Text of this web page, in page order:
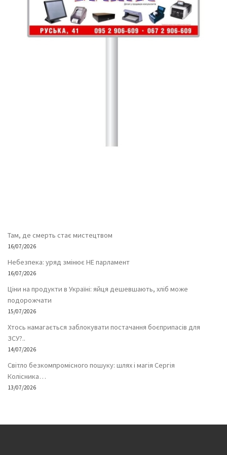
Там, де смерть стає мистецтвом
16/07/2026
Небезпека: уряд змінює НЕ парламент
16/07/2026
Ціни на продукти в Україні: яйця дешевшають, хліб може
подорожчати
15/07/2026
Хтось намагається заблокувати постачання боєприпасів для
ЗСУ?..
14/07/2026
Світло безкомпромісного пошуку: шлях і магія Сергія
Колісника…
13/07/2026